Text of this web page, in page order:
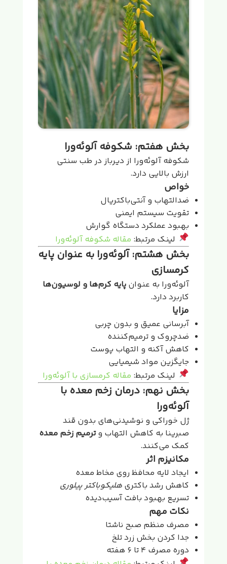
بخش هفتم: شکوفه آلوئه‌ورا
شکوفه آلوئه‌ورا از دیرباز در طب سنتی
ارزش بالایی دارد.
خواص
ضدالتهاب و آنتی‌باکتریال
تقویت سیستم ایمنی
بهبود عملکرد دستگاه گوارش
لینک مرتبط: مقاله شکوفه آلوئه‌ورا
بخش هشتم: آلوئه‌ورا به عنوان پایه
کرمسازی
آلوئه‌ورا به عنوان پایه کرم‌ها و لوسیون‌ها
کاربرد دارد.
مزایا
آبرسانی عمیق و بدون چربی
ضدچروک و ترمیم‌کننده
کاهش آکنه و التهاب پوست
جایگزین مواد شیمیایی
لینک مرتبط: مقاله کرمسازی با آلوئه‌ورا
بخش نهم: درمان زخم معده با
آلوئه‌ورا
ژل خوراکی و نوشیدنی‌های بدون قند
صبرینا به کاهش التهاب وترمیم زخم معده
کمک می‌کنند.
مکانیزم اثر
ایجاد لایه محافظ روی مخاط معده
کاهش رشد باکتری هلیکوباکتر پیلوری
تسریع بهبود بافت آسیب‌دیده
نکات مهم
مصرف منظم صبح ناشتا
جدا کردن بخش زرد تلخ
دوره مصرف ۴ تا ۶ هفته